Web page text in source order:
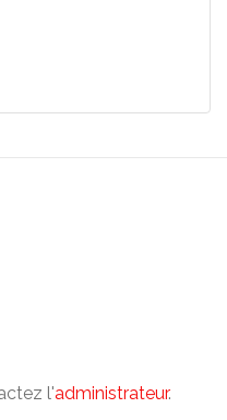
l'administrateur.